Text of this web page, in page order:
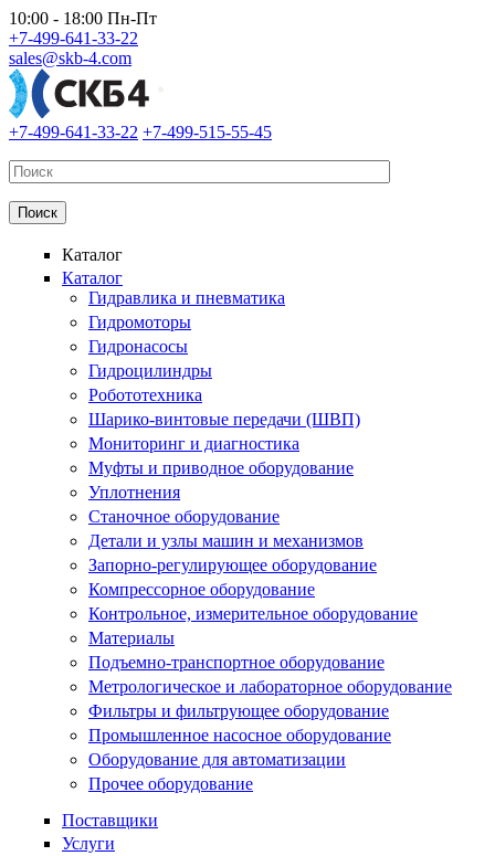
Перейти к основному содержанию
10:00 - 18:00 Пн-Пт
+7-499-641-33-22
sales@skb-4.com
+7-499-641-33-22 +7-499-515-55-45
Каталог
Каталог
Гидравлика и пневматика
Гидромоторы
Гидронасосы
Гидроцилиндры
Робототехника
Шарико-винтовые передачи (ШВП)
Мониторинг и диагностика
Муфты и приводное оборудование
Уплотнения
Станочное оборудование
Детали и узлы машин и механизмов
Запорно-регулирующее оборудование
Компрессорное оборудование
Контрольное, измерительное оборудование
Материалы
Подъемно-транспортное оборудование
Метрологическое и лабораторное оборудование
Фильтры и фильтрующее оборудование
Промышленное насосное оборудование
Оборудование для автоматизации
Прочее оборудование
Поставщики
Услуги